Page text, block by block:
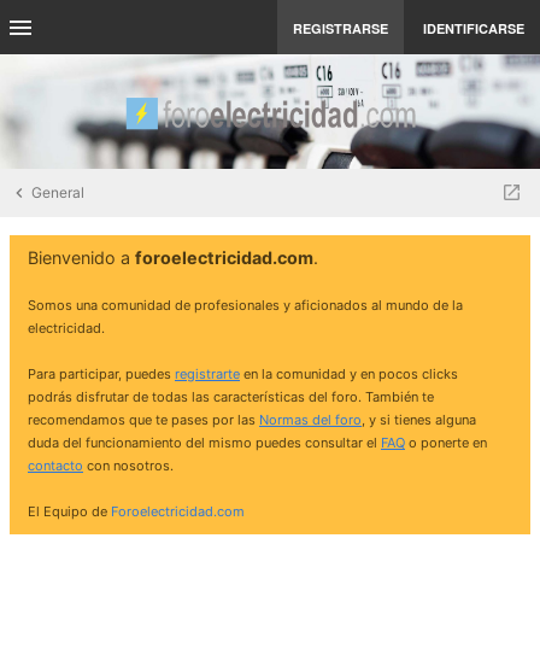
REGISTRARSE IDENTIFICARSE
General
Bienvenido a foroelectricidad.com.
Somos una comunidad de profesionales y aficionados al mundo de la
electricidad.
Para participar, puedes registrarte en la comunidad y en pocos clicks
podrás disfrutar de todas las características del foro. También te
recomendamos que te pases por las Normas del foro, y si tienes alguna
duda del funcionamiento del mismo puedes consultar el FAQ o ponerte en
contacto con nosotros.
El Equipo de Foroelectricidad.com